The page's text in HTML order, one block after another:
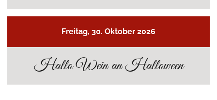
Freitag, 30. Oktober 2026
Hallo Wein an Halloween